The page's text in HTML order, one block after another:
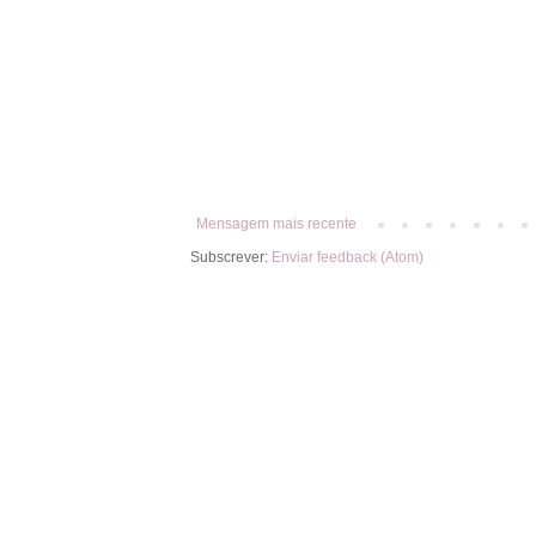
Mensagem mais recente
Subscrever: Enviar feedback (Atom)